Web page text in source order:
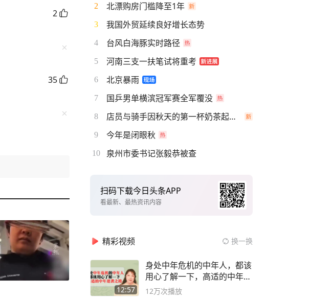
2
35
2 北漂购房门槛降至1年
3 我国外贸延续良好增长态势
4 台风白海豚实时路径
5 河南三支一扶笔试将重考
6 北京暴雨
7 国乒男单横滨冠军赛全军覆没
8 店员与骑手因秋天的第一杯奶茶起冲突
9 今年是闭眼秋
10 泉州市委书记张毅恭被查
扫码下载今日头条APP
看最新、最热资讯内容
精彩视频 换一换
12:57
身处中年危机的中年人，都该
用心了解一下，高适的中年逆
袭之路
12万次播放